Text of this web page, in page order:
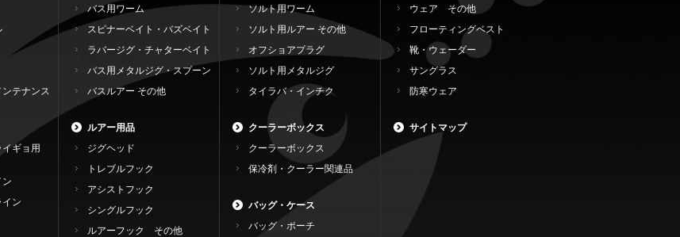
テナンス
ギョ用
ン
イン
バス用ワーム
スピナーベイト・バズベイト
ラバージグ・チャターベイト
バス用メタルジグ・スプーン
バスルアー その他
ルアー用品
ジグヘッド
トレブルフック
アシストフック
シングルフック
ルアーフック その他
ソルト用ワーム
ソルト用ルアー その他
オフショアプラグ
ソルト用メタルジグ
タイラバ・インチク
クーラーボックス
クーラーボックス
保冷剤・クーラー関連品
バッグ・ケース
バッグ・ポーチ
ウェア その他
フローティングベスト
靴・ウェーダー
サングラス
防寒ウェア
サイトマップ